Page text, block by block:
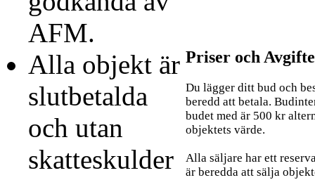
AFM.
Alla objekt är
slutbetalda
och utan
skatteskulder
Priser och
Du lägger ditt bud och
beredd att betala.
budet med är 500 kr
objektets värde.
Alla säljare har ett
är beredda att sälja